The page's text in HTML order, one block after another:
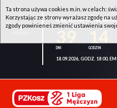
WKK ACTIVE HOTEL
18.09.2026, GODZ. 18:00,
Ta strona używa cookies m.in. w celach:
Korzystając ze strony wyrażasz zgodę na
zgody powinieneś zmienić ustawienia